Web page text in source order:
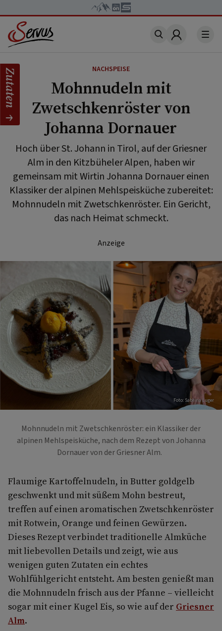
Account
NACHSPEISE
Mohnnudeln mit
Zwetschkenröster von
Johanna Dornauer
Hoch über St. Johann in Tirol, auf der Griesner
Alm in den Kitzbüheler Alpen, haben wir
gemeinsam mit Wirtin Johanna Dornauer einen
Klassiker der alpinen Mehlspeisküche zubereitet:
Mohnnudeln mit Zwetschkenröster. Ein Gericht,
das nach Heimat schmeckt.
Anzeige
Foto: Sabrina Luger
Mohnnudeln mit Zwetschkenröster: ein Klassiker der
alpinen Mehlspeisküche, nach dem Rezept von Johanna
Dornauer von der Griesner Alm.
Flaumige Kartoffelnudeln, in Butter goldgelb
geschwenkt und mit süßem Mohn bestreut,
treffen auf einen aromatischen Zwetschkenröster
mit Rotwein, Orange und feinen Gewürzen.
Dieses Rezept verbindet traditionelle Alm­küche
mit liebevollen Details und zeigt, wie aus
wenigen guten Zutaten ein echtes
Wohlfühlgericht entsteht. Am besten genießt man
die Mohnnudeln frisch aus der Pfanne – vielleicht
sogar mit einer Kugel Eis, so wie auf der Griesner
Alm.
Zutaten